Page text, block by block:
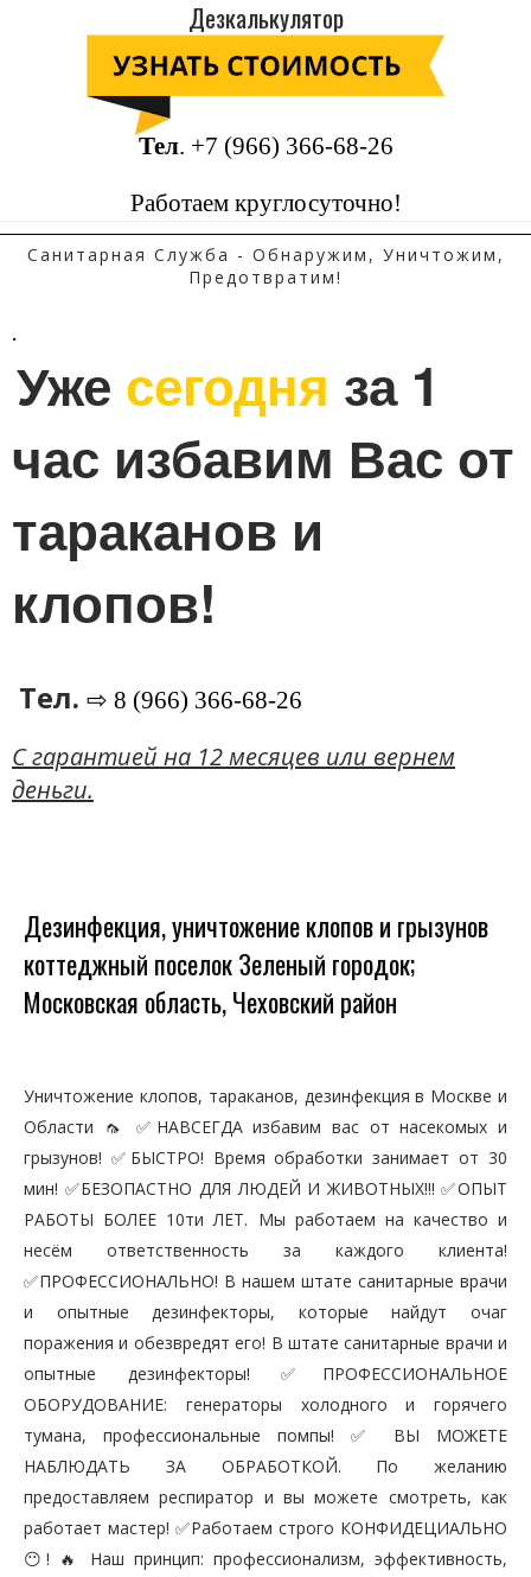
Дезкалькулятор
Тел. +7 (966) 366-68-26
Работаем круглосуточно!
Санитарная Служба - Обнаружим, Уничтожим,
Предотвратим!
.
Уже сегодня за 1
час избавим Вас от
тараканов и
клопов!
Тел. ⇨ 8 (966) 366-68-26
C гарантией на 12 месяцев или вернем
деньги.
Дезинфекция, уничтожение клопов и грызунов
коттеджный поселок Зеленый городок;
Московская область, Чеховский район
Уничтожение клопов, тараканов, дезинфекция в Москве и
Области 🦟 ✅НАВСЕГДА избавим вас от насекомых и
грызунов! ✅БЫСТРО! Время обработки занимает от 30
мин! ✅БЕЗОПАСТНО ДЛЯ ЛЮДЕЙ И ЖИВОТНЫХ!!! ✅ОПЫТ
РАБОТЫ БОЛЕЕ 10ти ЛЕТ. Мы работаем на качество и
несём ответственность за каждого клиента!
✅ПРОФЕССИОНАЛЬНО! В нашем штате санитарные врачи
и опытные дезинфекторы, которые найдут очаг
поражения и обезвредят его! В штате санитарные врачи и
опытные дезинфекторы! ✅ПРОФЕССИОНАЛЬНОЕ
ОБОРУДОВАНИЕ: генераторы холодного и горячего
тумана, профессиональные помпы! ✅ ВЫ МОЖЕТЕ
НАБЛЮДАТЬ ЗА ОБРАБОТКОЙ. По желанию
предоставляем респиратор и вы можете смотреть, как
работает мастер! ✅Работаем строго КОНФИДЕЦИАЛЬНО
😶! 🔥 Наш принцип: профессионализм, эффективность,